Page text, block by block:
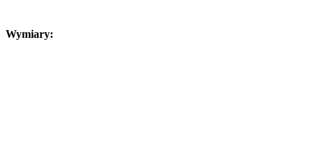
Wymiary: